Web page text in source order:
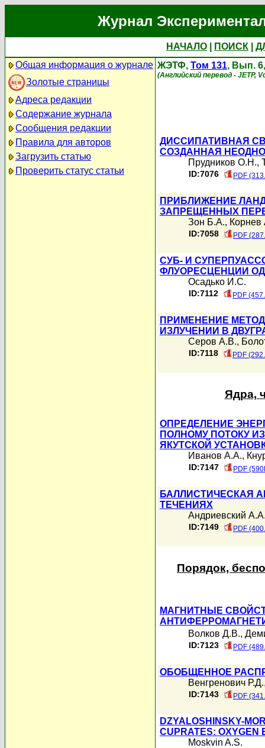
Журнал
НАЧАЛО ПОИСК
Общая информация о журнале
Золотые страницы
Адреса редакции
Содержание журнала
Сообщения редакции
Правила для авторов
Загрузить статью
Проверить статус статьи
ЖЭТФ, Том 131, Вып.
(Английский перевод - JETP,
ДИССИПАТИВНАЯ
СОЗДАННАЯ
Прудников О.Н.,
ID:7076 PDF
ПРИБЛИЖЕНИЕ
ЗАПРЕЩЕННЫХ
Зон Б.А.,
ID:7058 PDF
СУБ- И
ФЛУОРЕСЦЕНЦИИ
Осадько И.С.
ID:7112 PDF
ПРИМЕНЕНИЕ
ИЗЛУЧЕНИИ В
Серов А.В.,
ID:7118 PDF
Ядра,
ОПРЕДЕЛЕНИЕ
ПОЛНОМУ ПОТОКУ
ЯКУТСКОЙ
Иванов А.А.,
ID:7147 PDF
БАЛЛИСТИЧЕСКАЯ
ТЕЧЕНИЯХ
Андриевский
ID:7149 PDF
Порядок,
МАГНИТНЫЕ
Волков Д.В.,
ID:7123 PDF
ОБОБЩЕННОЕ
Венгренович Р.Д.
ID:7143 PDF
DZYALOSHINSKY-
CUPRATES: OXYGEN
Moskvin A.S.